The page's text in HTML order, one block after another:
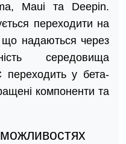
Maui та Deepin.
переходити на
надаються через
середовища
переходить у бета-
компоненти та